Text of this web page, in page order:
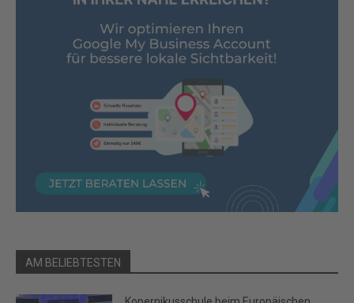
AM BELIEBTESTEN